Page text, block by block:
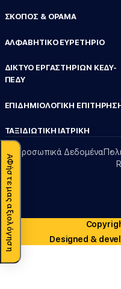
ΑΦήστε μας αξιολόγηση
ΣΚΟΠΟΣ & ΟΡΑΜΑ
ΑΛΦΑΒΗΤΙΚΟ ΕΥΡΕΤΗΡΙΟ
ΔΙΚΤΥΟ ΕΡΓΑΣΤΗΡΙΩΝ ΚΕΔΥ-
ΠΕΔΥ
ΕΠΙΔΗΜΙΟΛΟΓΙΚΗ
ΤΑΞΙΔΙΩΤΙΚΗ ΙΑΤΡΙΚΗ
Προσωπικά Δεδομένα
Designed &